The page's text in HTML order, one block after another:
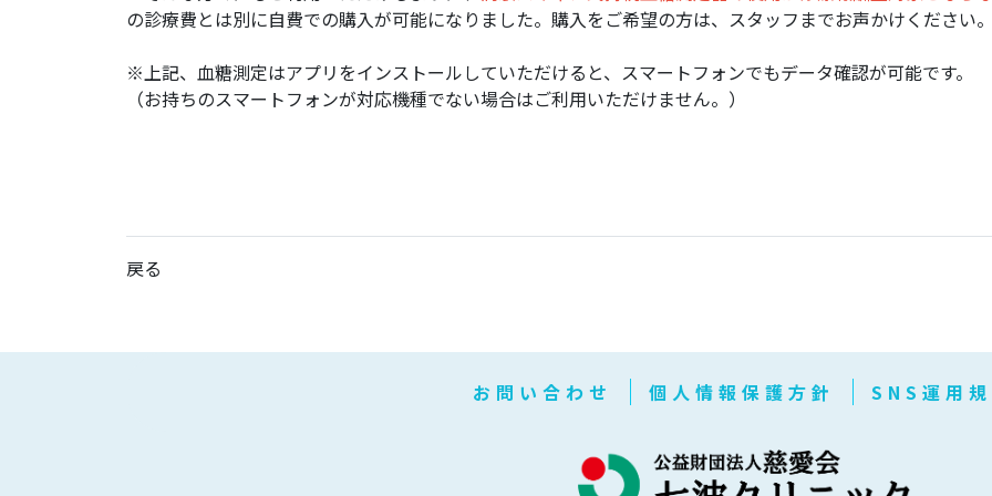
の診療費とは別に自費での購入が可能になりました。購入をご希望の方は、スタッフまでお声かけください
※上記、血糖測定はアプリをインストールしていただけると、スマートフォンでもデータ確認が可能です。
（お持ちのスマートフォンが対応機種でない場合はご利用いただけません。）
戻る
お問い合わせ 個人情報保護方針 SNS運用